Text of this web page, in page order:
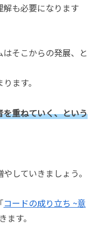
も必要になります
そこからの発展、と
ます。
重ねていく、という
していきましょう。
コードの成り立ち ~意
ます。